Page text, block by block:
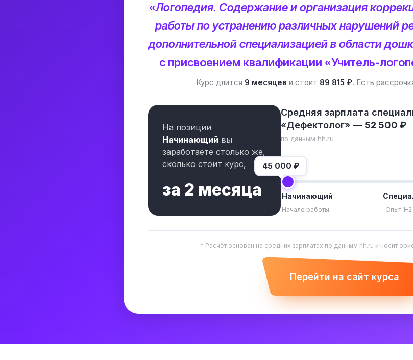
«Логопедия. Содержание и организация
работы по устранению различных нарушений
дополнительной специализацией в области
с присвоением квалификации «Учитель-
Курс длится 9 месяцев и стоит 89 815 ₽. Есть
На позиции
Начинающий вы
заработаете столько же,
сколько стоит курс,
за 2 месяца
Средняя зарплата
«Дефектолог» — 52 500 ₽
по данным hh.ru
45 000 ₽
Начинающий
Начало работы Опыт
* Расчёт основан на средних зарплатах по данным hh.ru и носит
Перейти на сайт курса